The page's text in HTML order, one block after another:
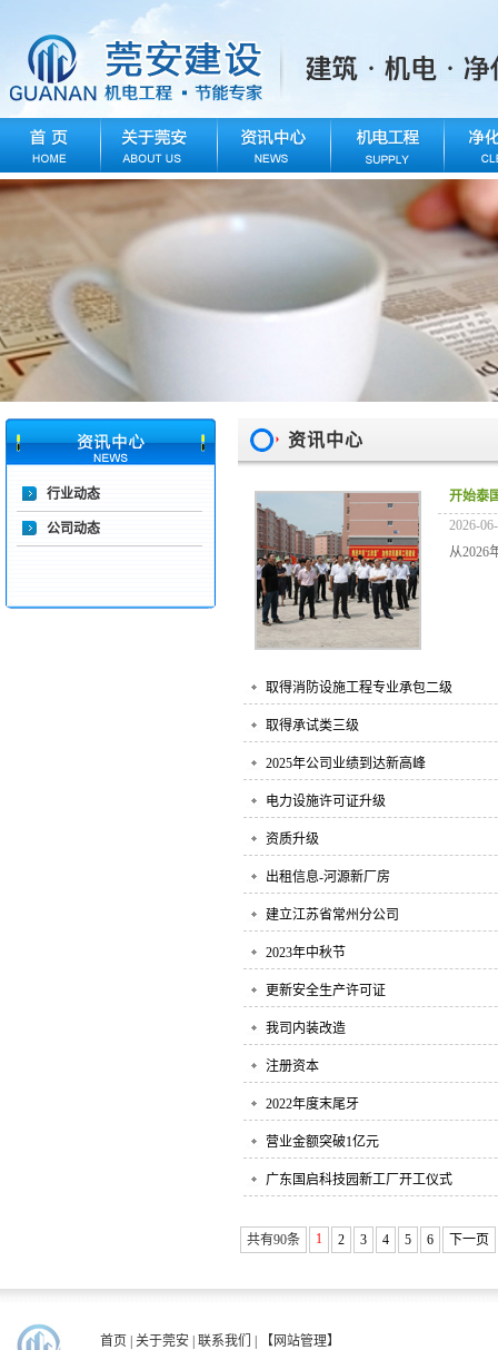
行业动态
公司动态
资讯中心
开始泰
2026-
从2026
取得消防设施工程专业承包二级
取得承试类三级
2025年公司业绩到达新高峰
电力设施许可证升级
资质升级
出租信息-河源新厂房
建立江苏省常州分公司
2023年中秋节
更新安全生产许可证
我司内装改造
注册资本
2022年度末尾牙
营业金额突破1亿元
广东国启科技园新工厂开工仪式
共有90条 1 2 3 4 5 6 下一页
首页 关于莞安 联系我们
【网站管理】